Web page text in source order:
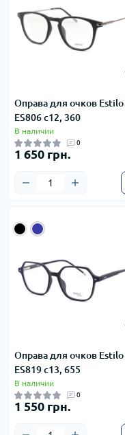
Оправа для очков Estilo
ES806 c12, 360
В наличии
0
1 650 грн.
Оправа для очков Estilo
ES819 c13, 655
В наличии
0
1 550 грн.